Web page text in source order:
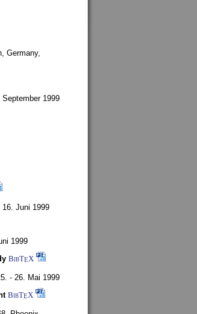
Germany,
September 1999
16. Juni 1999
1999
BibTEX
- 26. Mai 1999
BibTEX